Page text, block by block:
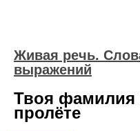
Живая речь.
выражений
Твоя фамилия
пролёте